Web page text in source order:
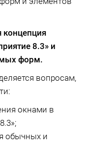
концепция
8.3» и
форм.
вопросам,
окнами в
обычных и